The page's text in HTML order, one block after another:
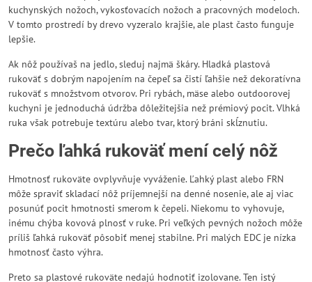
kuchynských nožoch, vykosťovacích nožoch a pracovných modeloch.
V tomto prostredí by drevo vyzeralo krajšie, ale plast často funguje
lepšie.
Ak nôž používaš na jedlo, sleduj najmä škáry. Hladká plastová
rukoväť s dobrým napojením na čepeľ sa čistí ľahšie než dekoratívna
rukoväť s množstvom otvorov. Pri rybách, mäse alebo outdoorovej
kuchyni je jednoduchá údržba dôležitejšia než prémiový pocit. Vlhká
ruka však potrebuje textúru alebo tvar, ktorý bráni skĺznutiu.
Prečo ľahká rukoväť mení celý nôž
Hmotnosť rukoväte ovplyvňuje vyváženie. Ľahký plast alebo FRN
môže spraviť skladací nôž príjemnejší na denné nosenie, ale aj viac
posunúť pocit hmotnosti smerom k čepeli. Niekomu to vyhovuje,
inému chýba kovová plnosť v ruke. Pri veľkých pevných nožoch môže
príliš ľahká rukoväť pôsobiť menej stabilne. Pri malých EDC je nízka
hmotnosť často výhra.
Preto sa plastové rukoväte nedajú hodnotiť izolovane. Ten istý